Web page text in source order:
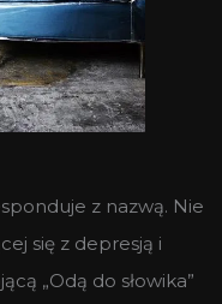
z nazwą. Nie
się z depresją i
„Odą do słowika”